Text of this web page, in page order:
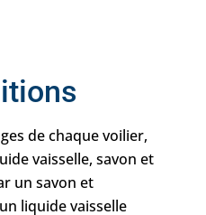
de chaque voilier,
vaisselle, savon et
un savon et
liquide vaisselle